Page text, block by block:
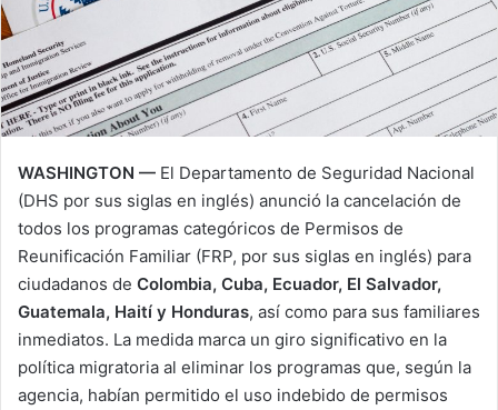
WASHINGTON — El Departamento de Seguridad Nacional
(DHS por sus siglas en inglés) anunció la cancelación de
todos los programas categóricos de Permisos de
Reunificación Familiar (FRP, por sus siglas en inglés) para
ciudadanos de Colombia, Cuba, Ecuador, El Salvador,
Guatemala, Haití y Honduras, así como para sus familiares
inmediatos. La medida marca un giro significativo en la
política migratoria al eliminar los programas que, según la
agencia, habían permitido el uso indebido de permisos